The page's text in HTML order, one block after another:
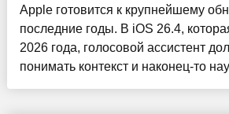
Apple готовится к крупнейшему
последние годы. В iOS 26.4,
2026 года, голосовой ассистент
понимать контекст и наконец-то